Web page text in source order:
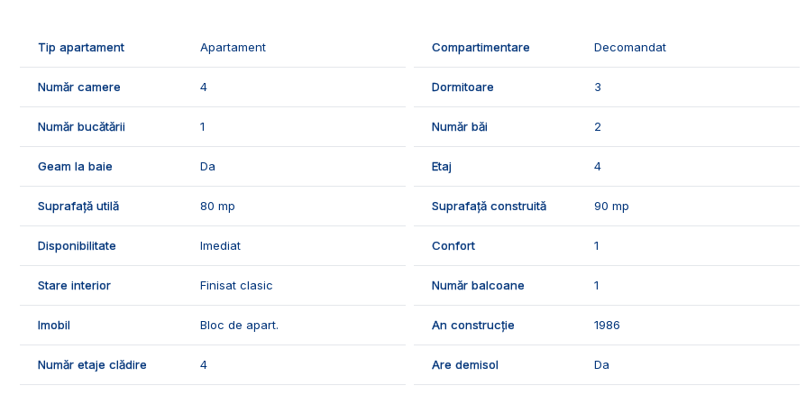
- 2 bai;
- 1 hol;
- 1 balcon.
- boxa de depozitare;
- acoperis;
- interfon.
🌡️Confortul termic este asigurat de centrala termica proprie, geamurile termopan, usa lemn.
- parchet lemn masiv;
- usi interioare din lemn.
🤝Recomandam aceasta proprietate familiilor care doresc un apartament spatios intr-o zona linistita.
Tip apartament Apartament Compartimentare Decomandat
Număr camere 4 Dormitoare 3
Număr bucătării 1 Număr băi 2
Geam la baie Da Etaj 4
Suprafață utilă 80 mp Suprafață construită 90 mp
Disponibilitate Imediat Confort 1
Stare interior Finisat clasic Număr balcoane 1
Imobil Bloc de apart. An construcție 1986
Număr etaje clădire 4 Are demisol Da